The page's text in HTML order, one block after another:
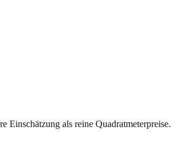
Einschätzung als reine Quadratmeterpreise.